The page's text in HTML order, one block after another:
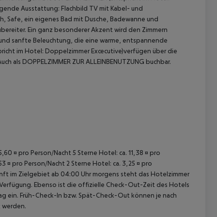
Ausstattung: Flachbild TV mit Kabel- und
Safe, ein eigenes Bad mit Dusche, Badewanne und
Ein ganz besonderer Akzent wird den Zimmern
sanfte Beleuchtung, die eine warme, entspannende
im Hotel: Doppelzimmer Excecutive)verfügen über die
DOPPELZIMMER ZUR ALLEINBENUTZUNG buchbar.
¤ pro Person/Nacht 5 Sterne Hotel: ca. 11,38 ¤ pro
¤ pro Person/Nacht 2 Sterne Hotel: ca. 3,25 ¤ pro
im Zielgebiet ab 04:00 Uhr morgens steht das Hotelzimmer
Ebenso ist die offizielle Check-Out-Zeit des Hotels
ein. Früh-Check-In bzw. Spät-Check-Out können je nach
werden.